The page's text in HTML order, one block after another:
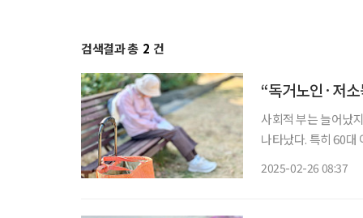
검색결과 총 2 건
“독거노인·저
사회적 부는 늘어났
나타났다. 특히 60대
2025-02-26 08:37